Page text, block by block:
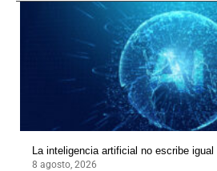
La inteligencia artificial no escribe igual
8 agosto, 2026